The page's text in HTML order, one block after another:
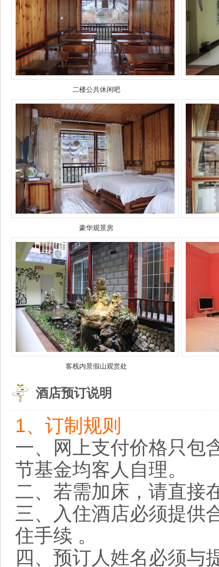
二楼公共休闲吧
豪华观景房
客栈内景假山观赏处
酒店预订说明
1、订制规则
一、网上支付价格只包
节基金均客人自理。
二、若需加床，请直接
三、入住酒店必须提供
住手续 。
四、预订人姓名必须与